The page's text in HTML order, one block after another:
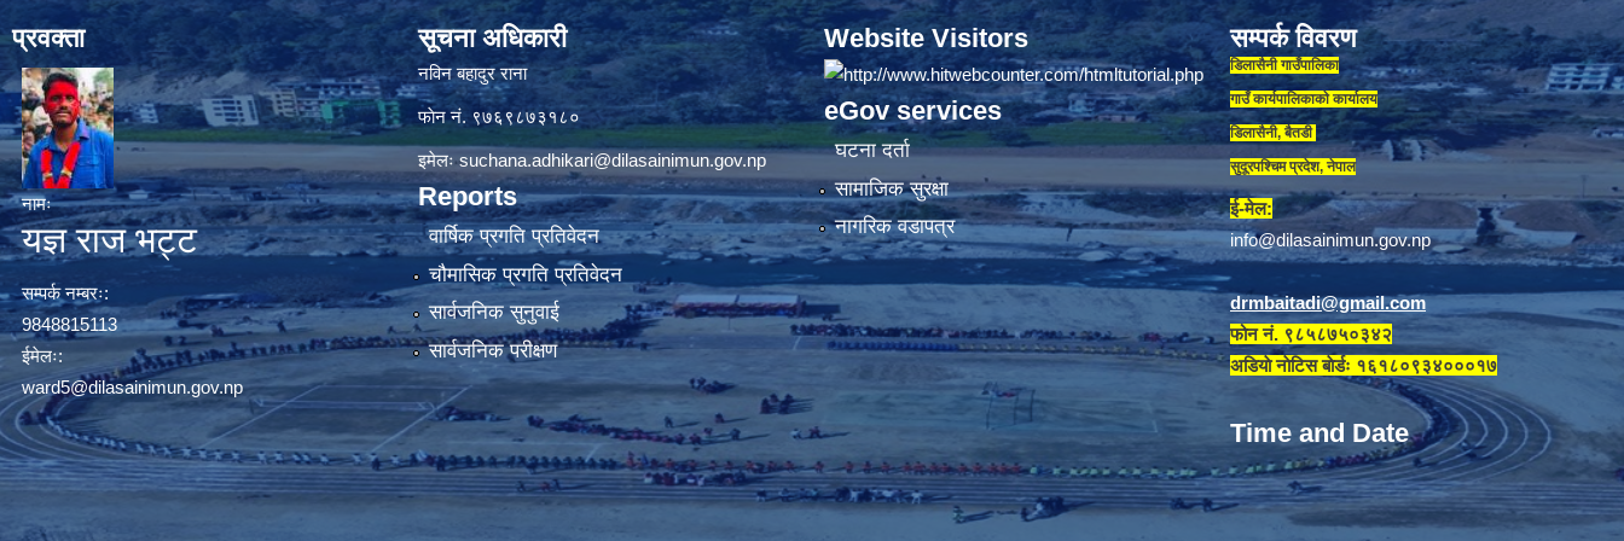
प्रवक्ता
नामः
यज्ञ राज भट्ट
सम्पर्क नम्बरः:
9848815113
ईमेलः:
ward5@dilasainimun.gov.np
सूचना अधिकारी
नविन बहादुर राना
फाेन नं. ९७६९८७३१८०
इमेलःsuchana.adhikari@dilasainimun.gov.np
Reports
वार्षिक प्रगति प्रतिवेदन
चौमासिक प्रगति प्रतिवेदन
सार्वजनिक सुनुवाई
सार्वजनिक परीक्षण
Website Visitors
eGov services
घटना दर्ता
सामाजिक सुरक्षा
नागरिक वडापत्र
सम्पर्क विवरण
डिलासैनी गाउँपालिका
गाउँ कार्यपालिकाकाे कार्यालय
डिलासैनी, बैतडी
सुदूरपश्चिम प्रदेश, नेपाल
ई-मेल:
info@dilasainimun.gov.np
drmbaitadi@gmail.com
फोन नं. ९८५८७५०३४२
अडियाे नाेटिस बाेर्डः १६१८०९३४०००१७
Time and Date